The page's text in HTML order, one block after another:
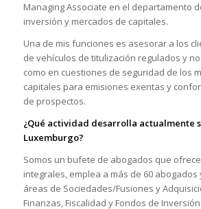
Managing Associate en el departamento
inversión y mercados de capitales.
Una de mis funciones es asesorar a los
de vehículos de titulización regulados y
como en cuestiones de seguridad de los
capitales para emisiones exentas y
de prospectos.
¿Qué actividad desarrolla actualmente
Luxemburgo?
Somos un bufete de abogados que
integrales, emplea a más de 60 abogados
áreas de Sociedades/Fusiones y
Finanzas, Fiscalidad y Fondos de